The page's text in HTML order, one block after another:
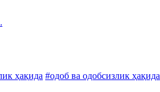
ҳақида #одоб ва одобсизлик ҳақида